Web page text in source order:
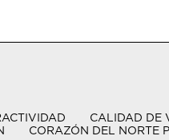
CALIDAD DE
CORAZÓN DEL NORTE